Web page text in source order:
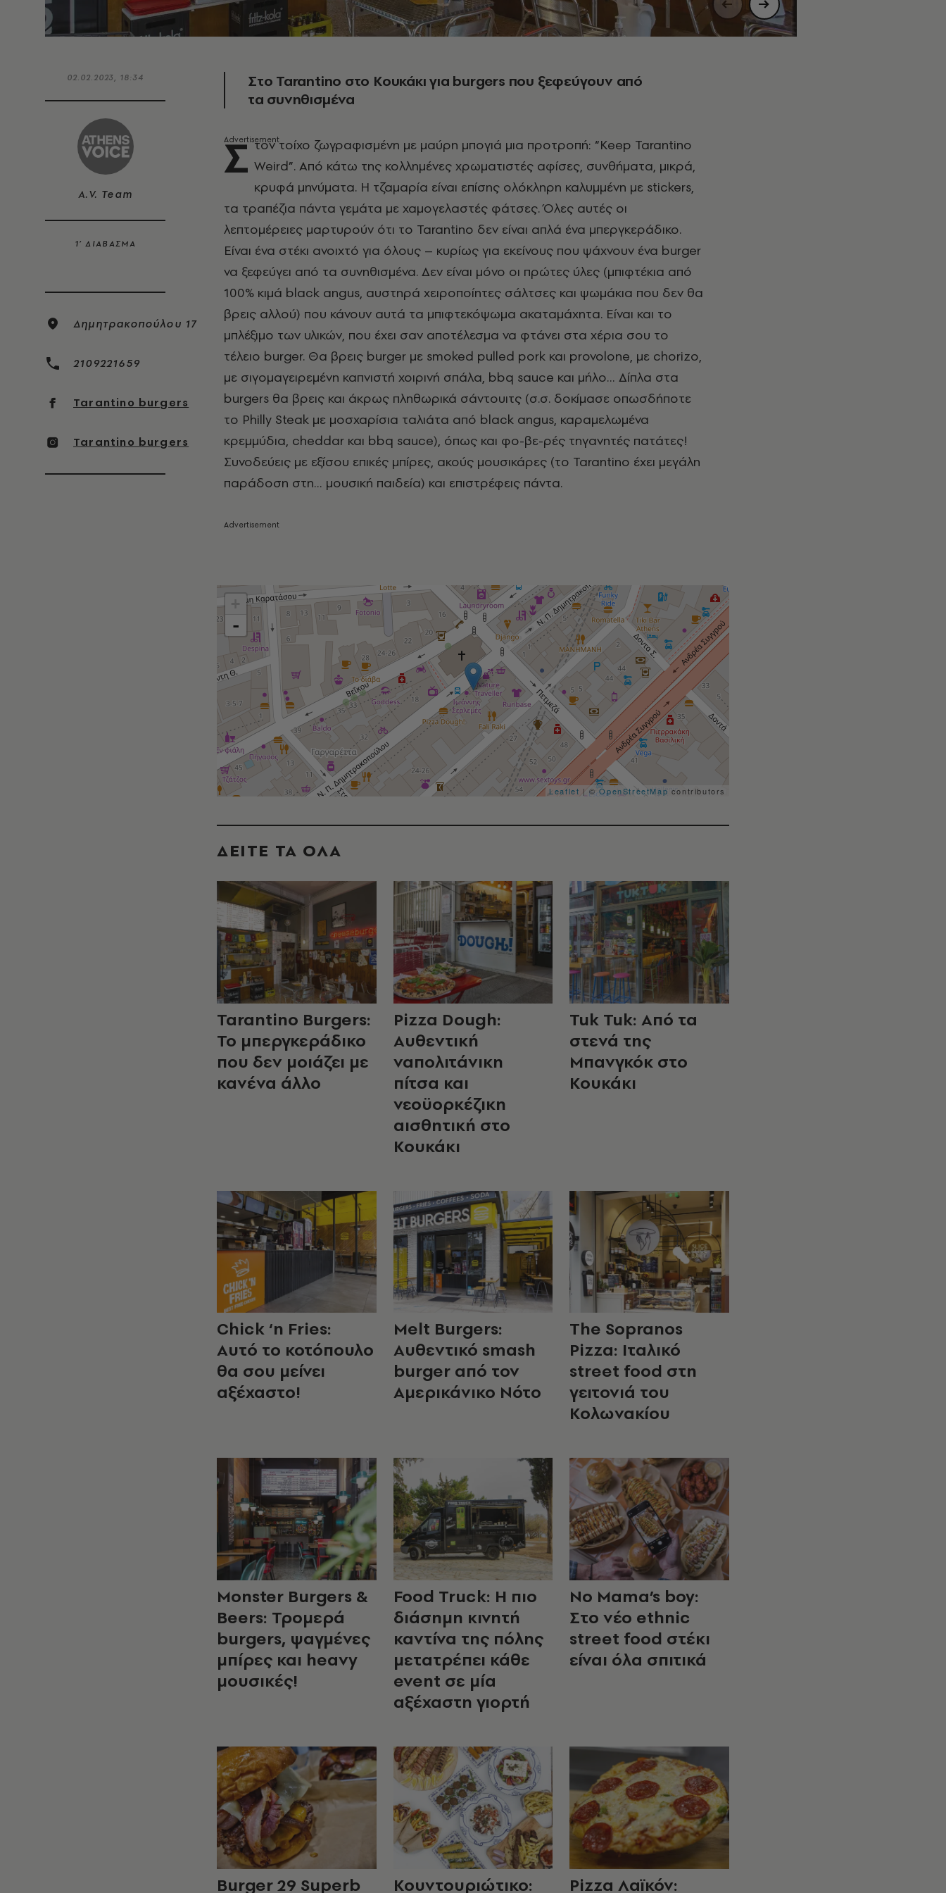
02.02.2023, 18:34
A.V. Team
1’ ΔΙΑΒΑΣΜΑ
Δημητρακοπούλου 17
2109221659
Tarantino burgers
Tarantino burgers
Στο Tarantino στο Κουκάκι για burgers που ξεφεύγουν από
τα συνηθισμένα
Σ τον τοίχο ζωγραφισμένη με μαύρη μπογιά μια προτροπή: “Keep Tarantino
Weird”. Από κάτω της κολλημένες χρωματιστές αφίσες, συνθήματα, μικρά,
κρυφά μηνύματα. Η τζαμαρία είναι επίσης ολόκληρη καλυμμένη με stickers,
τα τραπέζια πάντα γεμάτα με χαμογελαστές φάτσες. Όλες αυτές οι
λεπτομέρειες μαρτυρούν ότι το Tarantino δεν είναι απλά ένα μπεργκεράδικο.
Είναι ένα στέκι ανοιχτό για όλους – κυρίως για εκείνους που ψάχνουν ένα burger
να ξεφεύγει από τα συνηθισμένα. Δεν είναι μόνο οι πρώτες ύλες (μπιφτέκια από
100% κιμά black angus, αυστηρά χειροποίητες σάλτσες και ψωμάκια που δεν θα
βρεις αλλού) που κάνουν αυτά τα μπιφτεκόψωμα ακαταμάχητα. Είναι και το
μπλέξιμο των υλικών, που έχει σαν αποτέλεσμα να φτάνει στα χέρια σου το
τέλειο burger. Θα βρεις burger με smoked pulled pork και provolone, με chorizo,
με σιγομαγειρεμένη καπνιστή χοιρινή σπάλα, bbq sauce και μήλο… Δίπλα στα
burgers θα βρεις και άκρως πληθωρικά σάντουιτς (σ.σ. δοκίμασε οπωσδήποτε
το Philly Steak με μοσχαρίσια ταλιάτα από black angus, καραμελωμένα
κρεμμύδια, cheddar και bbq sauce), όπως και φο-βε-ρές τηγανητές πατάτες!
Συνοδεύεις με εξίσου επικές μπίρες, ακούς μουσικάρες (το Tarantino έχει μεγάλη
παράδοση στη… μουσική παιδεία) και επιστρέφεις πάντα.
-
Leaflet | ©OpenStreetMap contributors
ΔΕΙΤΕ ΤΑ ΟΛΑ
Tarantino Burgers:
Το μπεργκεράδικο
που δεν μοιάζει με
κανένα άλλο
Pizza Dough:
Αυθεντική
ναπολιτάνικη
πίτσα και
νεοϋορκέζικη
αισθητική στο
Κουκάκι
Tuk Tuk: Από τα
στενά της
Μπανγκόκ στο
Κουκάκι
Chick ‘n Fries:
Αυτό το κοτόπουλο
θα σου μείνει
αξέχαστο!
Melt Burgers:
Aυθεντικό smash
burger από τον
Αμερικάνικο Νότο
The Sopranos
Pizza: Ιταλικό
street food στη
γειτονιά του
Κολωνακίου
Monster Burgers &
Beers: Τρομερά
burgers, ψαγμένες
μπίρες και heavy
μουσικές!
Food Truck: Η πιο
διάσημη κινητή
καντίνα της πόλης
μετατρέπει κάθε
event σε μία
αξέχαστη γιορτή
No Mama’s boy:
Στο νέο ethnic
street food στέκι
είναι όλα σπιτικά
Burger 29 Superb Κουντουριώτικο: Pizza Λαϊκόν: